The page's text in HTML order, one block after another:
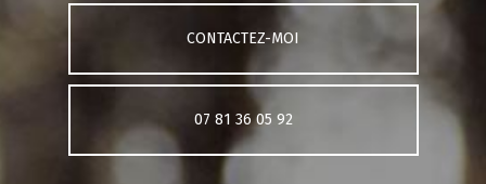
CONTACTEZ-MOI
07 81 36 05 92